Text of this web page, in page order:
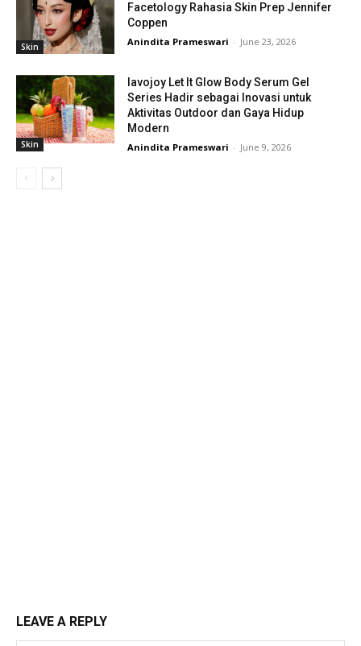
Skin
Facetology Rahasia Skin Prep Jennifer
Coppen
Anindita Prameswari - June 23, 2026
Skin
lavojoy Let It Glow Body Serum Gel
Series Hadir sebagai Inovasi untuk
Aktivitas Outdoor dan Gaya Hidup
Modern
Anindita Prameswari - June 9, 2026
LEAVE A REPLY